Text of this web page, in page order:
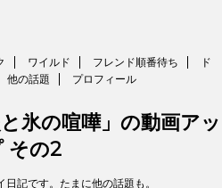
ワイルド フレンド順番待ち
ド
他の話題 プロフィール
氷の喧嘩」の動画アッ
その2
記です。たまに他の話題も。